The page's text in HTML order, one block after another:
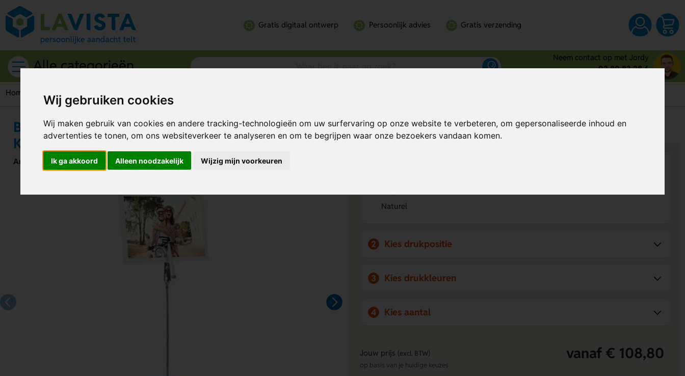
Wij gebruiken cookies
Wij maken gebruik van cookies en andere tracking-technologieën om uw surfervaring op onze website te verbeteren, om gepersonaliseerde inhoud en
advertenties te tonen, om ons websiteverkeer te analyseren en om te begrijpen waar onze bezoekers vandaan komen.
Ik ga akkoord Alleen noodzakelijk Wijzig mijn voorkeuren
Gratis digitaal ontwerp Persoonlijk advies Gratis verzending
Alle categorieën
Neem contact op met Jordy
03 80 83 28 6
Home Kantoorartikelen Bombra Bamboe Notitieclip Natuurlijk voor Kantoor
Bombra Bamboe Notitieclip Natuurlijk voor
Kantoor
Artikelnummer:291167
Bereken mijn prijs Al vanaf€ 0,38per stuk (excl. BTW)
Naturel
2 Kies drukpositie
3 Kies drukkleuren
4 Kies aantal
Jouw prijs (excl. BTW) vanaf € 108,80
op basis van je huidige keuzes